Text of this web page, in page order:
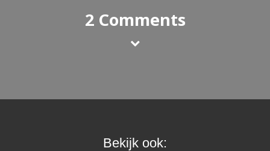
2 Comments
Bekijk ook: